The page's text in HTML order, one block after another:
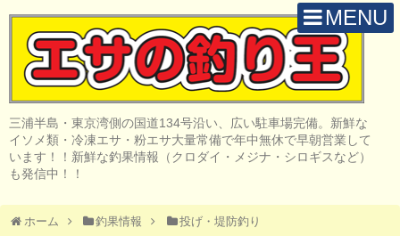
MENU
三浦半島・東京湾側の国道134号沿い、広い駐車場完備。新鮮な
イソメ類・冷凍エサ・粉エサ大量常備で年中無休で早朝営業して
います！！新鮮な釣果情報（クロダイ・メジナ・シロギスなど）
も発信中！！
ホーム 釣果情報 投げ・堤防釣り
H O M E
取 扱 商 品
釣 果 情 報